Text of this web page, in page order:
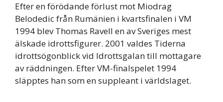
Efter en förödande förlust mot Miodrag
Belodedic från Rumänien i kvartsfinalen i VM
1994 blev Thomas Ravell en av Sveriges mest
älskade idrottsfigurer. 2001 valdes Tiderna
idrottsögonblick vid Idrottsgalan till mottagare
av räddningen. Efter VM-finalspelet 1994
släpptes han som en suppleant i världslaget.